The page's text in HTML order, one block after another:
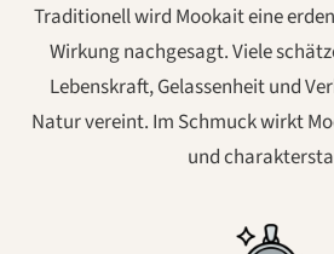
Traditionell wird Mookait eine
Wirkung nachgesagt. Viele
Lebenskraft, Gelassenheit und
Natur vereint. Im Schmuck wirkt
und